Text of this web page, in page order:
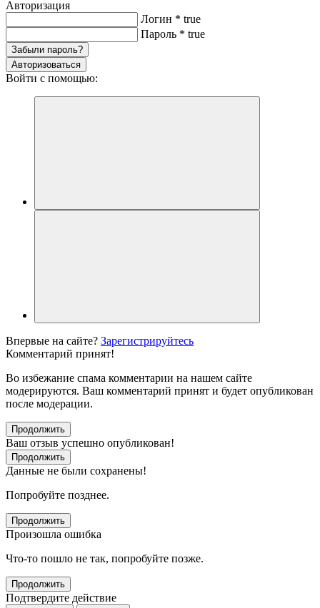
Авторизация
Логин * true
Пароль * true
Забыли пароль?
Авторизоваться
Войти с помощью:
Впервые на сайте? Зарегистрируйтесь
Комментарий принят!
Во избежание спама комментарии на нашем сайте
модерируются. Ваш комментарий принят и будет опубликован
после модерации.
Продолжить
Ваш отзыв успешно опубликован!
Продолжить
Данные не были сохранены!
Попробуйте позднее.
Продолжить
Произошла ошибка
Что-то пошло не так, попробуйте позже.
Продолжить
Подтвердите действие